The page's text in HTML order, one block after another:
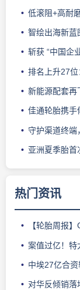
低滚阻+高耐
智绘出海新蓝
斩获 “中国企
排名上升27位
新能源配套再
佳通轮胎携手
守护渠道终端
亚洲夏季胎首
热门资讯
【轮胎周报】CITEXPO
案值过亿！特
中埃27亿合
对华反倾销落